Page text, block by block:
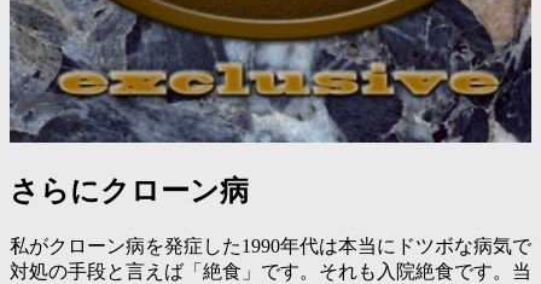
さらにクローン病
私がクローン病を発症した1990年代は本当にドツボな病気で
対処の手段と言えば「絶食」です。それも入院絶食です。当